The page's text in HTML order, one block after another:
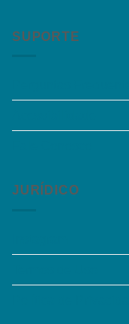
SUPORTE
JURÍDICO